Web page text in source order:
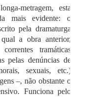
metragem, esta
mais evidente: o
pela dramaturga
a obra anterior,
tramáticas
pelas denúncias de
sexuais, etc.)
–, não obstante o
Funciona pelo